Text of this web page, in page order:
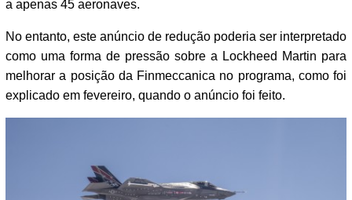
a apenas 45 aeronaves.
No entanto, este anúncio de redução poderia ser interpretado
como uma forma de pressão sobre a Lockheed Martin para
melhorar a posição da Finmeccanica no programa, como foi
explicado em fevereiro, quando o anúncio foi feito.